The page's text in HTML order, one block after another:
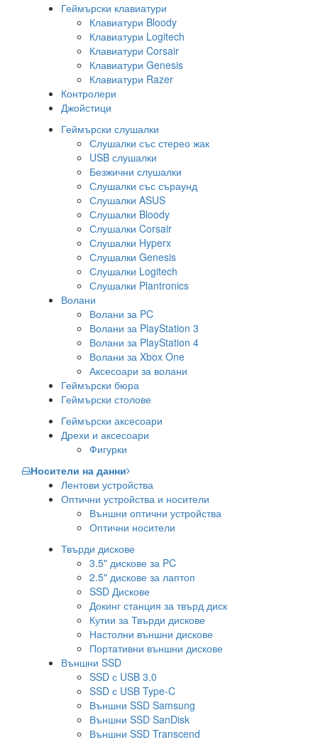
Геймърски клавиатури
Клавиатури Bloody
Клавиатури Logitech
Клавиатури Corsair
Клавиатури Genesis
Клавиатури Razer
Контролери
Джойстици
Геймърски слушалки
Слушалки със стерео жак
USB слушалки
Безжични слушалки
Слушалки със съраунд
Слушалки ASUS
Слушалки Bloody
Слушалки Corsair
Слушалки Hyperx
Слушалки Genesis
Слушалки Logitech
Слушалки Plantronics
Волани
Волани за PC
Волани за PlayStation 3
Волани за PlayStation 4
Волани за Xbox One
Аксесоари за волани
Геймърски бюра
Геймърски столове
Геймърски аксесоари
Дрехи и аксесоари
Фигурки
Носители на данни
Лентови устройства
Оптични устройства и носители
Външни оптични устройства
Оптични носители
Твърди дискове
3.5" дискове за PC
2.5" дискове за лаптоп
SSD Дискове
Докинг станция за твърд диск
Кутии за Твърди дискове
Настолни външни дискове
Портативни външни дискове
Външни SSD
SSD с USB 3.0
SSD с USB Type-C
Външни SSD Samsung
Външни SSD SanDisk
Външни SSD Transcend